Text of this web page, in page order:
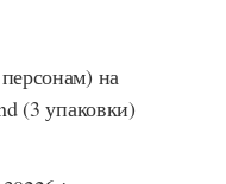
на
(3 упаковки)